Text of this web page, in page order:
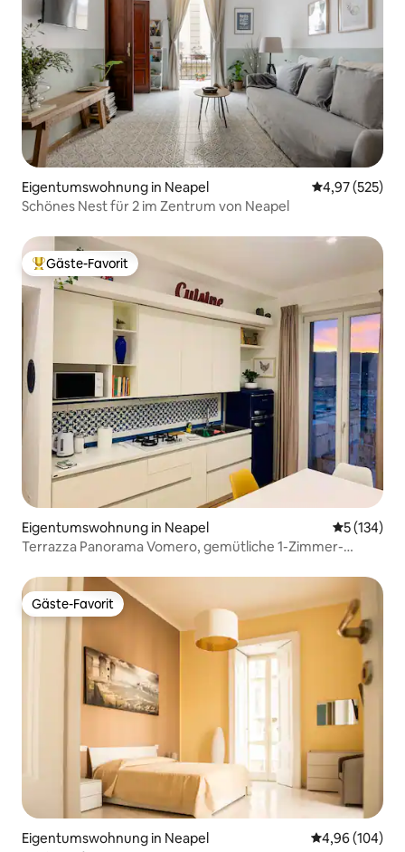
Eigentumswohnung in Neapel
4,97 (525)
Schönes Nest für 2 im Zentrum von Neapel
Beliebter Gäste-Favorit.
Gäste-Favorit
Eigentumswohnung in Neapel
5 (134)
Terrazza Panorama Vomero, gemütliche 1-Zimmer-
Gäste-Favorit
Gäste-Favorit
Eigentumswohnung in Neapel
4,96 (104)